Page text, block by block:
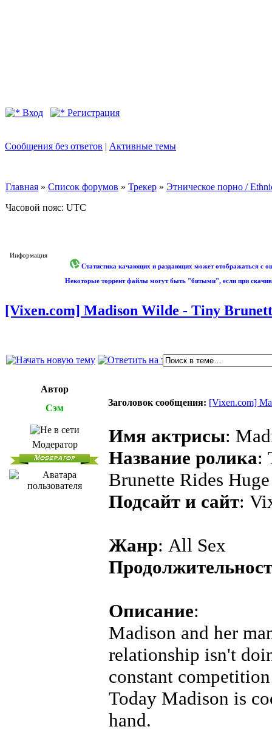
Вход Регистрация
Сообщения без ответов | Активные темы
Главная » Список форумов » Трекер » Этническое порно /
Часовой пояс: UTC
Информация
Статистика качающих и раздающих может отображаться с
Некоторые торрент файлы могут быть "битыми", если при
[Vixen.com] Madison Wilde - Tiny
Автор
Сэм
Заголовок сообщения: [Vixen.com]
Модератор Имя актрисы:
Название ролика:
Brunette Rides
Подсайт и сайт:
Жанр: All Sex
Описание:
Madison and her
relationship isn't
constant
Today Madison is
hand.